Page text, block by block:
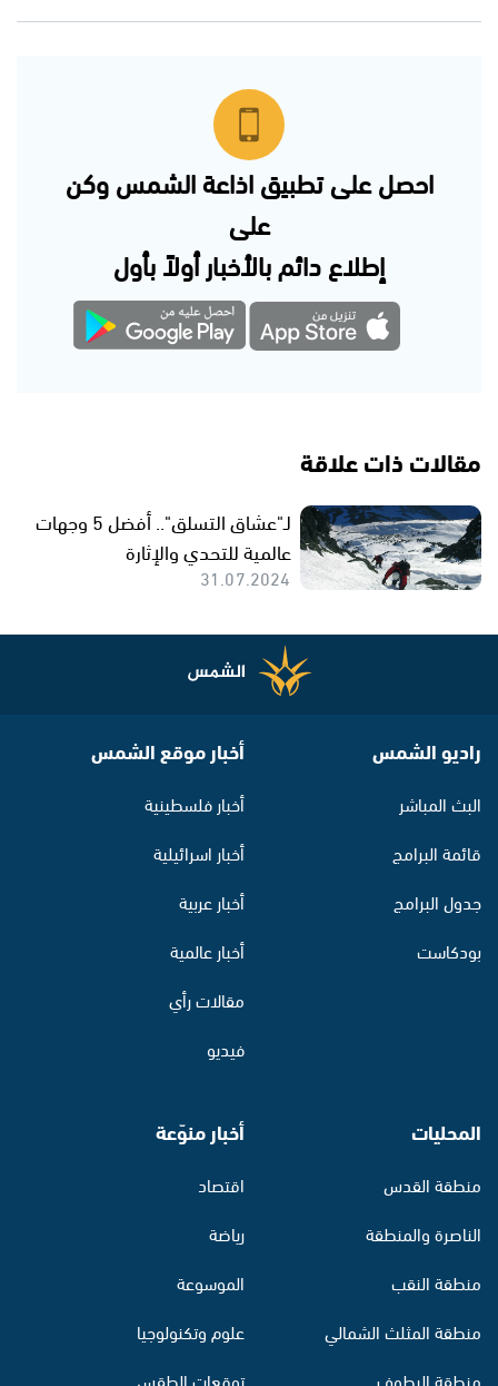
احصل على تطبيق اذاعة الشمس وكن
على
إطلاع دائم بالأخبار أولاً بأول
مقالات ذات علاقة
لـ"عشاق التسلق".. أفضل 5 وجهات
عالمية للتحدي والإثارة
31.07.2024
راديو الشمس
البث المباشر
قائمة البرامج
جدول البرامج
بودكاست
أخبار موقع الشمس
أخبار فلسطينية
أخبار اسرائيلية
أخبار عربية
أخبار عالمية
مقالات رأي
فيديو
المحليات
منطقة القدس
الناصرة والمنطقة
منطقة النقب
منطقة المثلث الشمالي
أخبار منوّعة
اقتصاد
رياضة
الموسوعة
علوم وتكنولوجيا